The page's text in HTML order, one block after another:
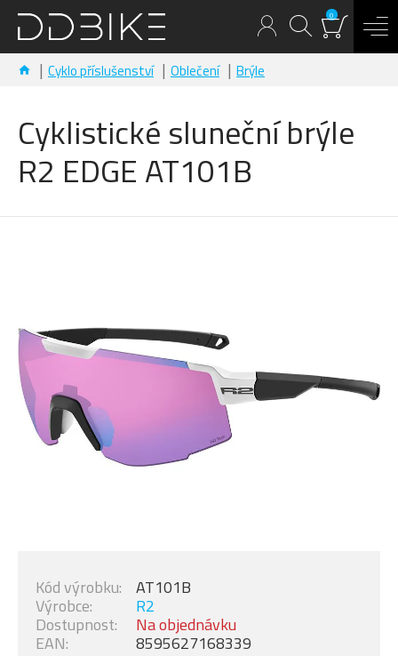
0
Cyklo příslušenství Oblečení Brýle
Cyklistické sluneční brýle
R2 EDGE AT101B
Dostupnost: Na objednávku
Výrobce: R2
Kód výrobku: AT101B
EAN: 8595627168339